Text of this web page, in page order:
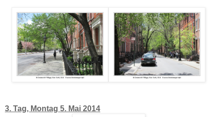
3. Tag, Montag 5. Mai 2014